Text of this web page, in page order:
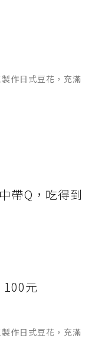
作日式豆花，充滿
帶Q，吃得到
元
作日式豆花，充滿